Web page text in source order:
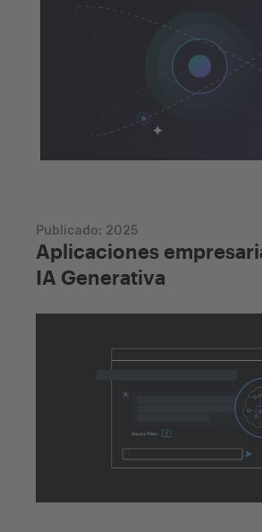
Descargar GeneXus
Aplicaciones
IA Generativa
Publicado: 2025